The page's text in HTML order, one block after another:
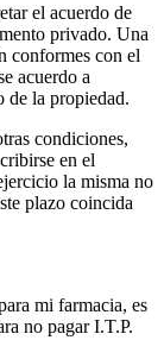
el acuerdo de
privado. Una
conformes con el
acuerdo a
de la propiedad.
condiciones,
en el
la misma no
plazo coincida
mi farmacia, es
no pagar I.T.P.